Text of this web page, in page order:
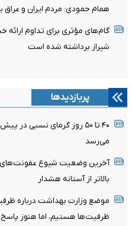
همام حمودی: مردم ایران و
گام‌های مؤثری برای تداوم
شیراز برداشته شده است
پربازدیدها
می‌رسد
آخرین وضعیت شیوع عفونت‌های
بالاتر از آستانه هشدار
ظرفیت‌ها هستیم، اما هنوز